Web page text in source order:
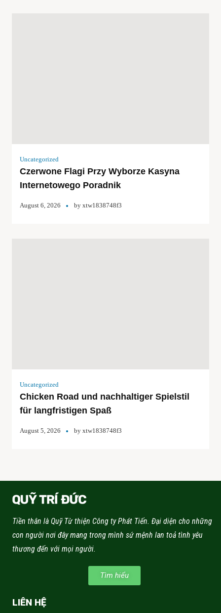
Uncategorized
Czerwone Flagi Przy Wyborze Kasyna
Internetowego Poradnik
August 6, 2026 by xtw1838748f3
Uncategorized
Chicken Road und nachhaltiger Spielstil
für langfristigen Spaß
August 5, 2026 by xtw1838748f3
Tiền thân là Quỹ Từ thiện Công ty Phát Tiến. Đại diện cho những
con người nơi đây mang trong mình sứ mệnh lan toả tình yêu
thương đến với mọi người.
Tìm hiểu
LIÊN HỆ